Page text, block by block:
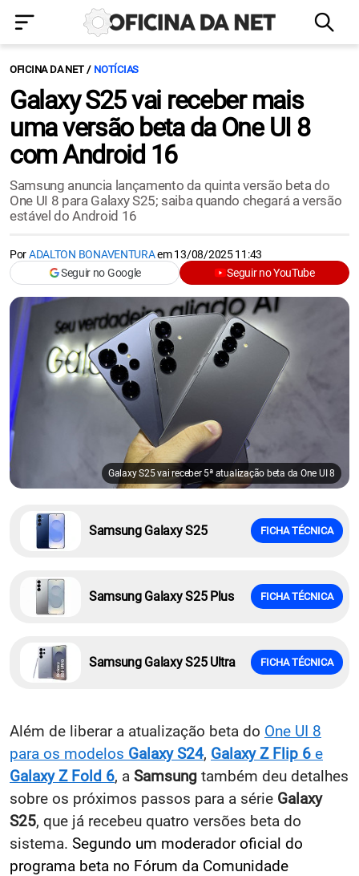
OFICINA DA NET NOTÍCIAS
Galaxy S25 vai receber mais
uma versão beta da One UI 8
com Android 16
Samsung anuncia lançamento da quinta versão beta do
One UI 8 para Galaxy S25; saiba quando chegará a versão
estável do Android 16
PorADALTON BONAVENTURAem13/08/2025 11:43
Seguir no Google
Seguir no YouTube
Galaxy S25 vai receber 5ª atualização beta da One UI 8
Samsung Galaxy S25 FICHA TÉCNICA
Samsung Galaxy S25 Plus FICHA TÉCNICA
Samsung Galaxy S25 Ultra FICHA TÉCNICA
Além de liberar a atualização beta do One UI 8
para os modelos Galaxy S24, Galaxy Z Flip 6 e
Galaxy Z Fold 6, a Samsung também deu detalhes
sobre os próximos passos para a série Galaxy
S25, que já recebeu quatro versões beta do
sistema. Segundo um moderador oficial do
programa beta no Fórum da Comunidade